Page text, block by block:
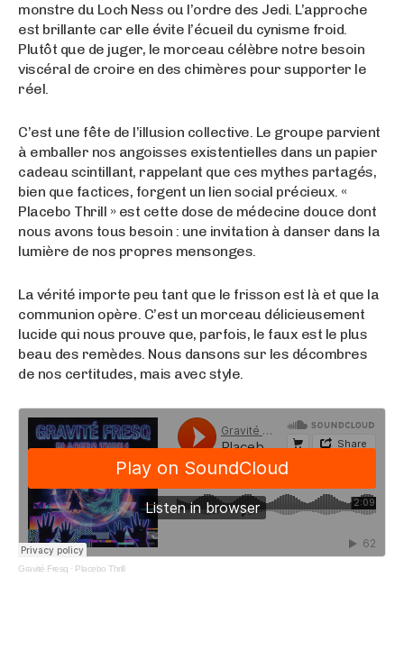
monstre du Loch Ness ou l’ordre des Jedi. L’approche
est brillante car elle évite l’écueil du cynisme froid.
Plutôt que de juger, le morceau célèbre notre besoin
viscéral de croire en des chimères pour supporter le
réel.
C’est une fête de l’illusion collective. Le groupe parvient
à emballer nos angoisses existentielles dans un papier
cadeau scintillant, rappelant que ces mythes partagés,
bien que factices, forgent un lien social précieux. «
Placebo Thrill » est cette dose de médecine douce dont
nous avons tous besoin : une invitation à danser dans la
lumière de nos propres mensonges.
La vérité importe peu tant que le frisson est là et que la
communion opère. C’est un morceau délicieusement
lucide qui nous prouve que, parfois, le faux est le plus
beau des remèdes. Nous dansons sur les décombres
de nos certitudes, mais avec style.
Gravité Fresq · Placebo Thrill